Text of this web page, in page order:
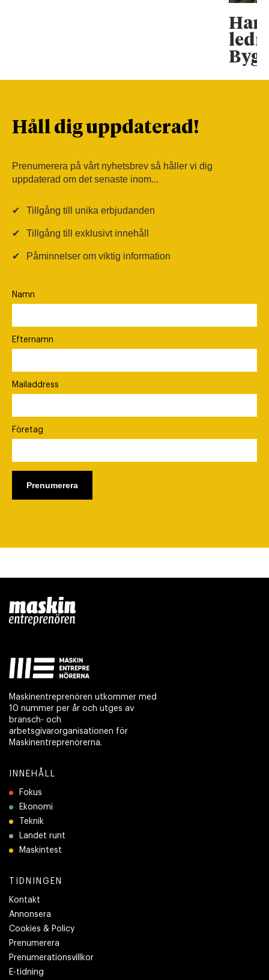
Han
Håll dig uppdaterad!
Prenumerera på vårt nyhetsbrev så håller vi dig
uppdaterad om det senaste inom...
✔ Tillgång till unika erbjudanden
✔ Tillgång till exklusivt innehåll
✔ Påminnelser om viktig information
Namn
Efternamn
Mailaddress
Företag
Maskinentreprenören utkommer med
10 nummer per år och utges av
bransch- och
arbetsgivarorganisationen för
Maskinentreprenörerna.
INNEHÅLL
Fokus
Ekonomi
Teknik
Landet runt
Maskintest
TIDNINGEN
Kontakt
Annonsera
Cookies & Policy
Prenumerera
Prenumerationsvillkor
E-tidning